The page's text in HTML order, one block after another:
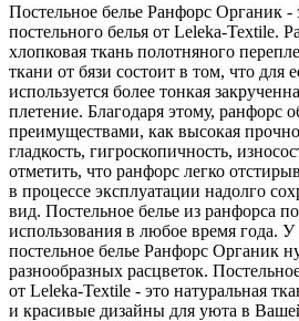
Постельное белье Ранфорс Органик -
постельного белья от Leleka-Textile.
хлопковая ткань полотняного
ткани от бязи состоит в том, что для
используется более тонкая
плетение. Благодаря этому, ранфорс
преимуществами, как высокая
гладкость, гигроскопичность,
отметить, что ранфорс легко
в процессе эксплуатации надолго
вид. Постельное белье из ранфорса
использования в любое время года.
постельное белье Ранфорс Органик
разнообразных расцветок.
от Leleka-Textile - это натуральная
и красивые дизайны для уюта в